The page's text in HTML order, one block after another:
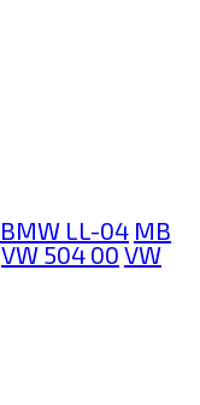
BMW LL-04 MB
VW 504 00 VW